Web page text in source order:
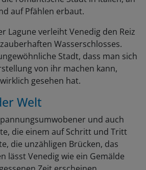
auf Pfählen erbaut.
Lagune verleiht Venedig den Reiz
Wasserschlosses.
Stadt, dass man sich
von ihr machen kann,
gesehen hat.
Welt
und auch
die einem auf Schritt und Tritt
die unzähligen Brücken, das
lässt Venedig wie ein Gemälde